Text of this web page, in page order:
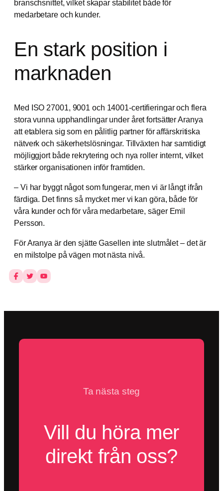
branschsnittet, vilket skapar stabilitet både för
medarbetare och kunder.
En stark position i
marknaden
Med ISO 27001, 9001 och 14001-certifieringar och flera
stora vunna upphandlingar under året fortsätter Aranya
att etablera sig som en pålitlig partner för affärskritiska
nätverk och säkerhetslösningar. Tillväxten har samtidigt
möjliggjort både rekrytering och nya roller internt, vilket
stärker organisationen inför framtiden.
– Vi har byggt något som fungerar, men vi är långt ifrån
färdiga. Det finns så mycket mer vi kan göra, både för
våra kunder och för våra medarbetare, säger Emil
Persson.
För Aranya är den sjätte Gasellen inte slutmålet – det är
en milstolpe på vägen mot nästa nivå.
Ta nästa steg
Vill du höra mer
direkt från oss?